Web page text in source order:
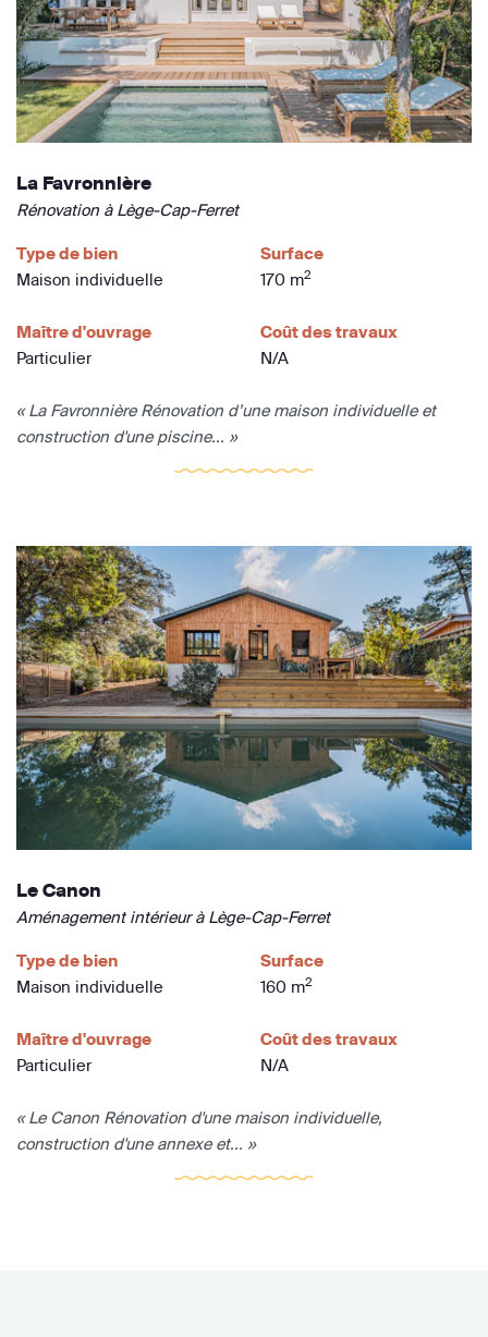
La Favronnière
Rénovation à Lège-Cap-Ferret
Type de bien
Maison individuelle
Surface
170 m2
Maître d'ouvrage
Particulier
Coût des travaux
N/A
« La Favronnière Rénovation d’une maison individuelle et
construction d'une piscine... »
Le Canon
Aménagement intérieur à Lège-Cap-Ferret
Type de bien
Maison individuelle
Surface
160 m2
Maître d'ouvrage
Particulier
Coût des travaux
N/A
« Le Canon Rénovation d'une maison individuelle,
construction d'une annexe et... »